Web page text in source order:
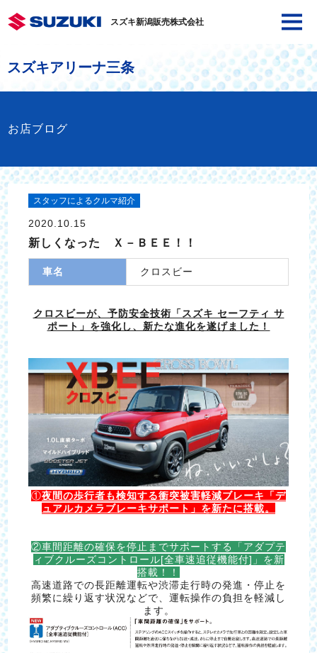
スズキ新潟販売株式会社
スズキアリーナ三条
お店ブログ
スタッフによるクルマ紹介
2020.10.15
新しくなった Ｘ－ＢＥＥ！！
車名 クロスビー
クロスビーが、予防安全技術「スズキ セーフティ サ
ポート」を強化し、新たな進化を遂げました！
①夜間の歩行者も検知する衝突被害軽減ブレーキ「デ
ュアルカメラブレーキサポート」を新たに搭載。
②車間距離の確保を停止までサポートする「アダプテ
ィブクルーズコントロール[全車速追従機能付]」を新
搭載！！
高速道路での長距離運転や渋滞走行時の発進・停止を
頻繁に繰り返す状況などで、運転操作の負担を軽減し
ます。